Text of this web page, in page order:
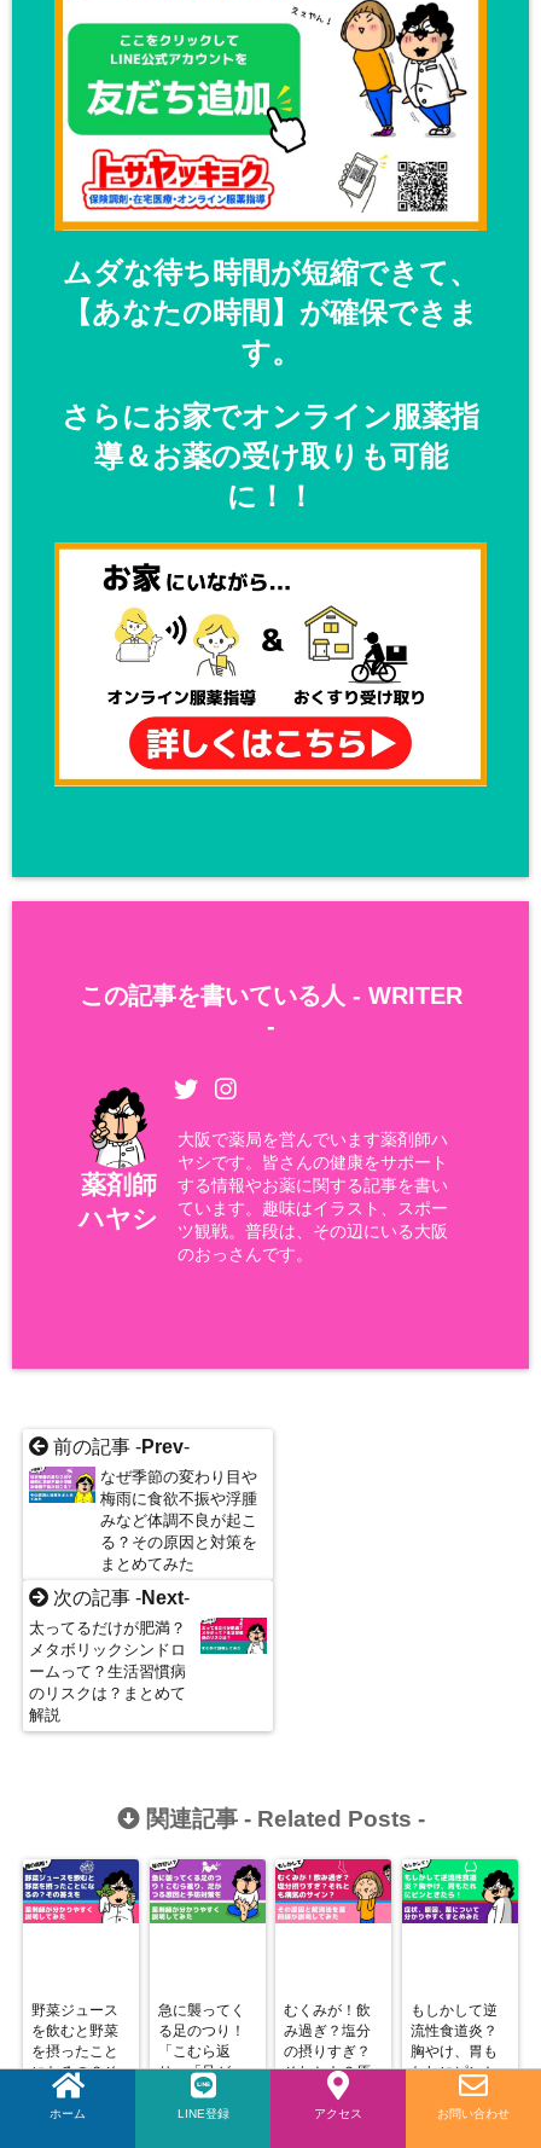
ムダな待ち時間が短縮できて、
【あなたの時間】が確保できま
す。
さらにお家でオンライン服薬指
導＆お薬の受け取りも可能
に！！
この記事を書いている人 - WRITER
-
薬剤師
ハヤシ
大阪で薬局を営んでいます薬剤師ハ
ヤシです。皆さんの健康をサポート
する情報やお薬に関する記事を書い
ています。趣味はイラスト、スポー
ツ観戦。普段は、その辺にいる大阪
のおっさんです。
前の記事 -Prev-
なぜ季節の変わり目や
梅雨に食欲不振や浮腫
みなど体調不良が起こ
る？その原因と対策を
まとめてみた
次の記事 -Next-
太ってるだけが肥満？
メタボリックシンドロ
ームって？生活習慣病
のリスクは？まとめて
解説
関連記事 - Related Posts -
野菜ジュース
を飲むと野菜
を摂ったこと
になるの？そ
の答えを薬剤
師が解説
急に襲ってく
る足のつり！
「こむら返
り」「足がつ
る」原因と予
防対策を薬剤
むくみが！飲
み過ぎ？塩分
の摂りすぎ？
それとも？原
因と解消法を
解説してみた
もしかして逆
流性食道炎？
胸やけ、胃も
たれにピンと
きたら！症
状、原因、薬
最新記事 - New Posts
ホーム LINE登録 アクセス お問い合わせ